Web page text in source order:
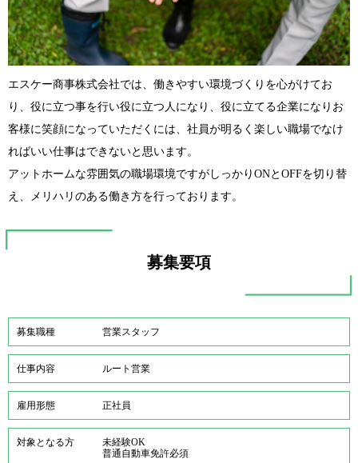
エスケー商事株式会社では、働きやすい環境づくりを心がけてお
り、役に立つ事を行い役に立つ人になり、役に立てる企業になりお
客様に笑顔になっていただくには、社員が明るく楽しい職場でなけ
ればいい仕事はできないと思います。
アットホームな雰囲気の職場環境ですがしっかりONとOFFを切り替
え、メリハリのある働き方を行っております。
募集要項
募集職種 営業スタッフ
仕事内容 ルート営業
雇用形態 正社員
対象となる方
未経験OK
普通自動車免許必須